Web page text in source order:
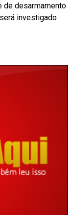
de desarmamento
investigado